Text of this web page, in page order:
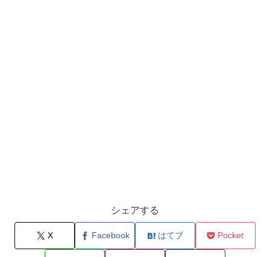
シェアする
X Facebook はてブ Pocket